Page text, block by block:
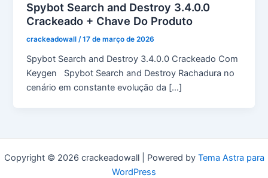
Spybot Search and Destroy 3.4.0.0
Crackeado + Chave Do Produto
crackeadowall/17 de março de 2026
Spybot Search and Destroy 3.4.0.0 Crackeado Com
Keygen Spybot Search and Destroy Rachadura no
cenário em constante evolução da […]
Copyright © 2026 crackeadowall | Powered by Tema Astra para
WordPress